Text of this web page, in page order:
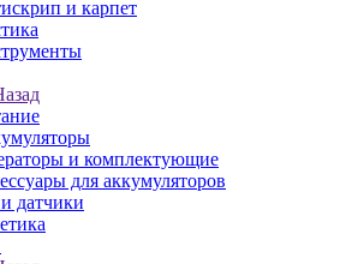
и карпет
и комплектующие
для аккумуляторов
датчики